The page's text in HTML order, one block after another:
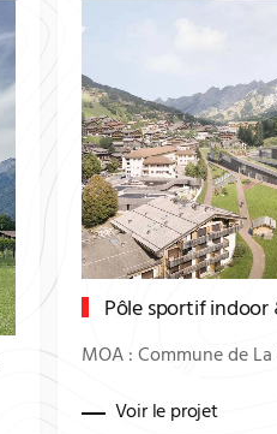
Pôle sportif
MOA : Commune de
Voir le projet